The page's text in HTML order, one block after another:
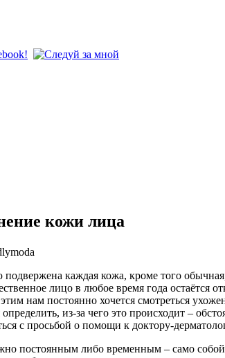
кожи лица
каждая кожа, кроме того
лицо в любое время года остаётся
нам постоянно хочется смотреться
определить, из-за чего это происходит –
с просьбой о помощи к доктору-
постоянным либо временным – само собой